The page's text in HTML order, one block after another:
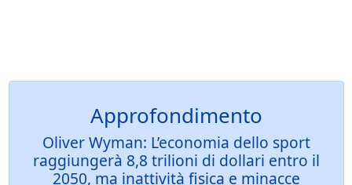
Approfondimento
Oliver Wyman: L’economia dello sport
raggiungerà 8,8 trilioni di dollari entro il
2050, ma inattività fisica e minacce